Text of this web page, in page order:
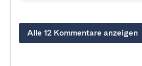
Alle 12 Kommentare anzeigen